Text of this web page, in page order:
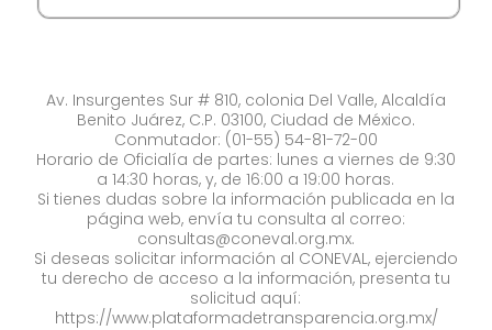
Av. Insurgentes Sur # 810, colonia Del Valle, Alcaldía
Benito Juárez, C.P. 03100, Ciudad de México.
Conmutador: (01-55) 54-81-72-00
Horario de Oficialía de partes: lunes a viernes de 9:30
a 14:30 horas, y, de 16:00 a 19:00 horas.
Si tienes dudas sobre la información publicada en la
página web, envía tu consulta al correo:
consultas@coneval.org.mx.
Si deseas solicitar información al CONEVAL, ejerciendo
tu derecho de acceso a la información, presenta tu
solicitud aquí:
https://www.plataformadetransparencia.org.mx/